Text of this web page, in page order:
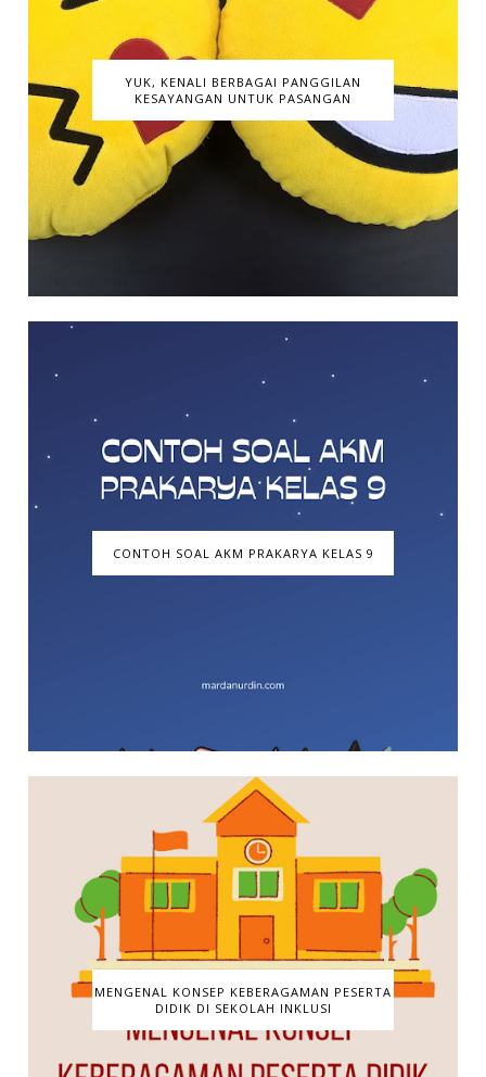
YUK, KENALI BERBAGAI PANGGILAN
KESAYANGAN UNTUK PASANGAN
CONTOH SOAL AKM PRAKARYA KELAS 9
MENGENAL KONSEP KEBERAGAMAN PESERTA
DIDIK DI SEKOLAH INKLUSI